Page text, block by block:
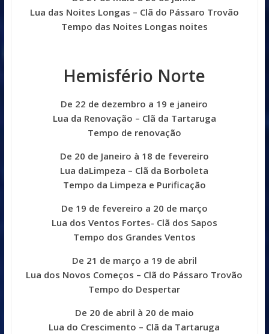
Lua das Noites Longas – Clã do Pássaro Trovão
Tempo das Noites Longas noites
Hemisfério Norte
De 22 de dezembro a 19 e janeiro
Lua da Renovação – Clã da Tartaruga
Tempo de renovação
De 20 de Janeiro à 18 de fevereiro
Lua daLimpeza – Clã da Borboleta
Tempo da Limpeza e Purificação
De 19 de fevereiro a 20 de março
Lua dos Ventos Fortes- Clã dos Sapos
Tempo dos Grandes Ventos
De 21 de março a 19 de abril
Lua dos Novos Começos – Clã do Pássaro Trovão
Tempo do Despertar
De 20 de abril à 20 de maio
Lua do Crescimento – Clã da Tartaruga